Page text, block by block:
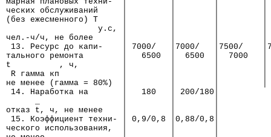
ческих обслуживаний     │         │        │
(без ежесменного) Т     │         │        │
у.с, │         │        │         │
чел.-ч/ч, не более      │         │        │
13. Ресурс до капи-    │ 7000/   │7000/   │7500/
тального ремонта        │   6500  │  6500  │  7000   │
t          , ч,         │         │        │         │
R гамма кп             │         │        │
не менее (гамма = 80%)  │         │        │
14. Наработка на       │   180   │ 200/180│
отказ t, ч, не менее    │         │        │
15. Коэффициент техни- │ 0,9/0,8 │0,88/0,8│
ческого использования,  │         │        │